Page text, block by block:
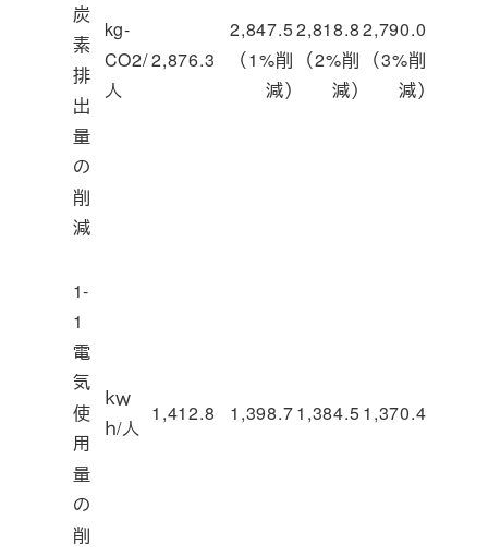
炭
素
排
出
量
の
削
減
kg-
CO2/
人
2,876.3
2,847.5
（1%削
減）
2,818.8
（2%削
減）
2,790.0
（3%削
減）
1-
1
電
気
使
用
量
の
削
ｋｗ
ｈ/人
1,412.8 1,398.71,384.51,370.4